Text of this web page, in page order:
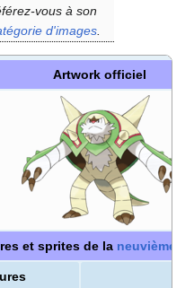
vous à son
d'images.
Artwork officiel
et sprites de la neuvième